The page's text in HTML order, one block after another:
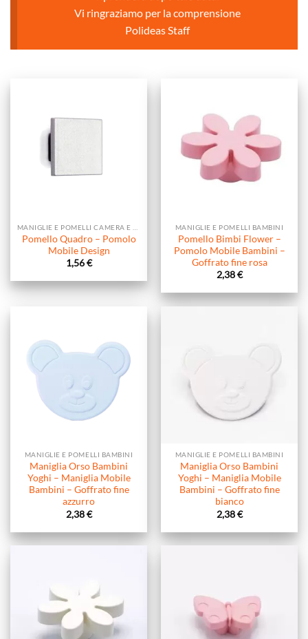
Vi ringraziamo per la comprensione
Polideas Staff
Pomello Quadro – Pomolo
Mobile Design
1,56€
MANIGLIE E POMELLI BAMBINI
Pomello Bimbi Flower –
Pomolo Mobile Bambini –
Goffrato fine rosa
2,38€
MANIGLIE E POMELLI BAMBINI
Maniglia Orso Bambini
Yoghi – Maniglia Mobile
Bambini – Goffrato fine
azzurro
2,38€
MANIGLIE E POMELLI BAMBINI
Maniglia Orso Bambini
Yoghi – Maniglia Mobile
Bambini – Goffrato fine
bianco
2,38€